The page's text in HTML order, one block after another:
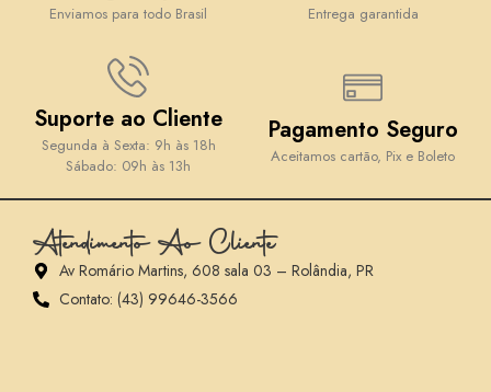
Enviamos para todo Brasil Entrega garantida
Suporte ao Cliente
Segunda à Sexta: 9h às 18h
Sábado: 09h às 13h
Pagamento Seguro
Aceitamos cartão, Pix e Boleto
Atendimento Ao Cliente
Av Romário Martins, 608 sala 03 – Rolândia, PR
Contato: (43) 99646-3566